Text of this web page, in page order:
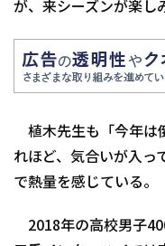
が、来シーズンが楽し
植木先生も「今年は
れほど、気合いが入っ
で熱量を感じている。
2018年の高校男子